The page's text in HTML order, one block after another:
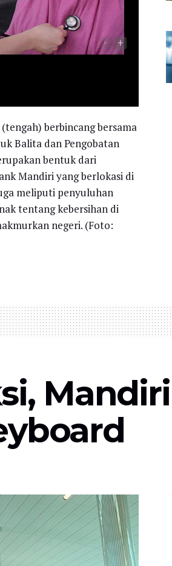
- +
berbincang bersama
Balita dan Pengobatan
bentuk dari
Mandiri yang berlokasi di
meliputi penyuluhan
tentang kebersihan di
negeri. (Foto: